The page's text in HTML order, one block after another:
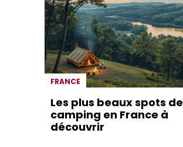
FRANCE
Les plus beaux spots de
camping en France à
découvrir